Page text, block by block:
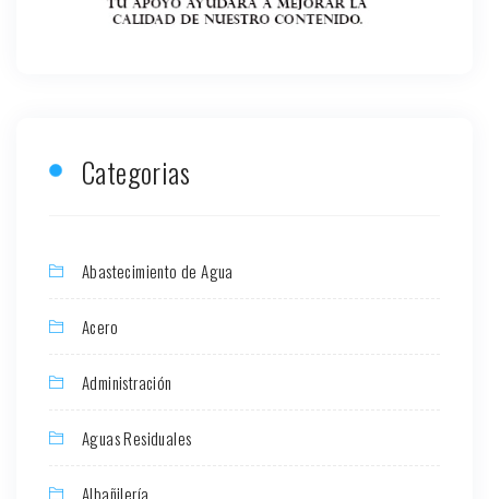
Categorias
Abastecimiento de Agua
Acero
Administración
Aguas Residuales
Albañilería